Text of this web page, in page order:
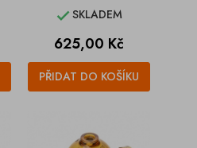
SKLADEM
Cena
625,00 Kč
PŘIDAT DO KOŠÍKU